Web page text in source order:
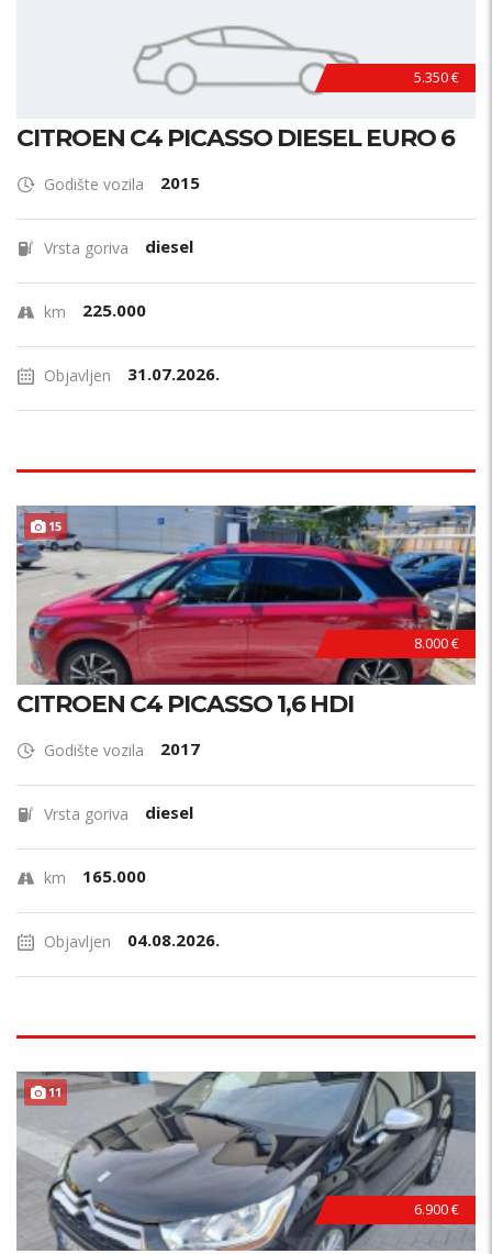
5.350 €
CITROEN C4 PICASSO DIESEL EURO 6
Godište vozila 2015
Vrsta goriva diesel
km 225.000
Objavljen 31.07.2026.
15
8.000 €
CITROEN C4 PICASSO 1,6 HDI
Godište vozila 2017
Vrsta goriva diesel
km 165.000
Objavljen 04.08.2026.
11 TOP STANJE !
6.900 €